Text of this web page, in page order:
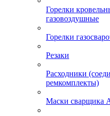
Горелки
газовоздушные
Горелки
Резаки
Расходники
ремкомплекты)
Маски сварщика